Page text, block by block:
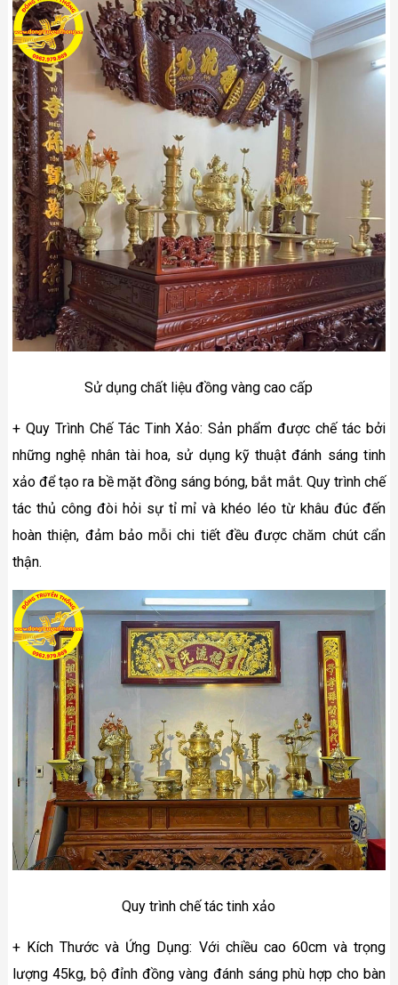
Sử dụng chất liệu đồng vàng cao cấp
+ Quy Trình Chế Tác Tinh Xảo: Sản phẩm được chế tác bởi
những nghệ nhân tài hoa, sử dụng kỹ thuật đánh sáng tinh
xảo để tạo ra bề mặt đồng sáng bóng, bắt mắt. Quy trình chế
tác thủ công đòi hỏi sự tỉ mỉ và khéo léo từ khâu đúc đến
hoàn thiện, đảm bảo mỗi chi tiết đều được chăm chút cẩn
thận.
Quy trình chế tác tinh xảo
+ Kích Thước và Ứng Dụng: Với chiều cao 60cm và trọng
lượng 45kg, bộ đỉnh đồng vàng đánh sáng phù hợp cho bàn